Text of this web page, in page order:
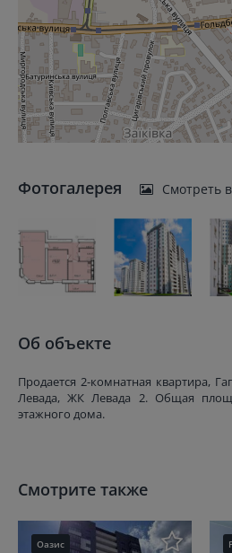
Фотогалерея Смотреть
Об объекте
Продается 2-комнатная квартира,
Левада, ЖК Левада 2. Общая
этажного дома.
Смотрите также
Оазис